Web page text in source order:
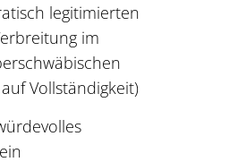
legitimierten
im
Vollständigkeit)